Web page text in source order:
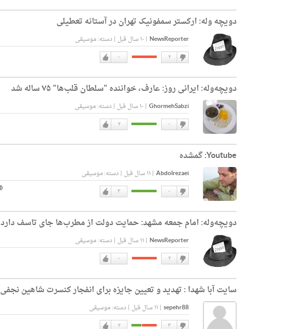
دارم
نداشتن
دویچه وله: ارکستر سمفونیک تهران در آستانه تعطیلی
NewsReporter
| ۱۰ سال قبل | دسته:موسیقی
دارم
۰ ۲
نداشتن
دویچه‌وله: ایرانی روز: عارف، خواننده "سلطان قلب‌ها" ۷۵ ساله شد
GhormehSabzi
| ۱۰ سال قبل | دسته:موسیقی
دارم
۲ ۰
نداشتن
Youtube: گمشده
Abdolrezaei
|۱۱ سال قبل | دسته:موسیقی
دارم
۳ ۰
نداشتن
دویچه‌وله: امام جمعه مشهد: حمایت دولت از مطرب‌ها جای تاسف دارد
NewsReporter
|۱۱ سال قبل | دسته:موسیقی
دارم
۰ ۲
نداشتن
سایت آبا شهدا :تهدید و تعیین جایزه برای انفجار کنسرت شاهین نجفی
sepehr88
|۱۱ سال قبل | دسته:موسیقی
۲ ۳